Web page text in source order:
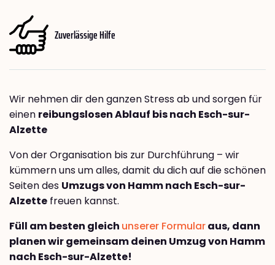
Zuverlässige Hilfe
Wir nehmen dir den ganzen Stress ab und sorgen für
einen reibungslosen Ablauf bis nach Esch-sur-
Alzette
Von der Organisation bis zur Durchführung – wir
kümmern uns um alles, damit du dich auf die schönen
Seiten des Umzugs von Hamm nach Esch-sur-
Alzette freuen kannst.
Füll am besten gleich unserer Formularaus, dann
planen wir gemeinsam deinen Umzug von Hamm
nach Esch-sur-Alzette!